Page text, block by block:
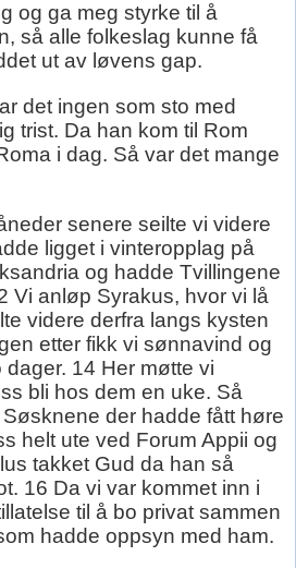
og ga meg styrke til å
så alle folkeslag kunne få
ut av løvens gap.
det ingen som sto med
trist. Da han kom til Rom
i dag. Så var det mange
senere seilte vi videre
ligget i vinteropplag på
og hadde Tvillingene
Vi anløp Syrakus, hvor vi lå
videre derfra langs kysten
etter fikk vi sønnavind og
14 Her møtte vi
bli hos dem en uke. Så
der hadde fått høre
helt ute ved Forum Appii og
takket Gud da han så
16 Da vi var kommet inn i
til å bo privat sammen
hadde oppsyn med ham.